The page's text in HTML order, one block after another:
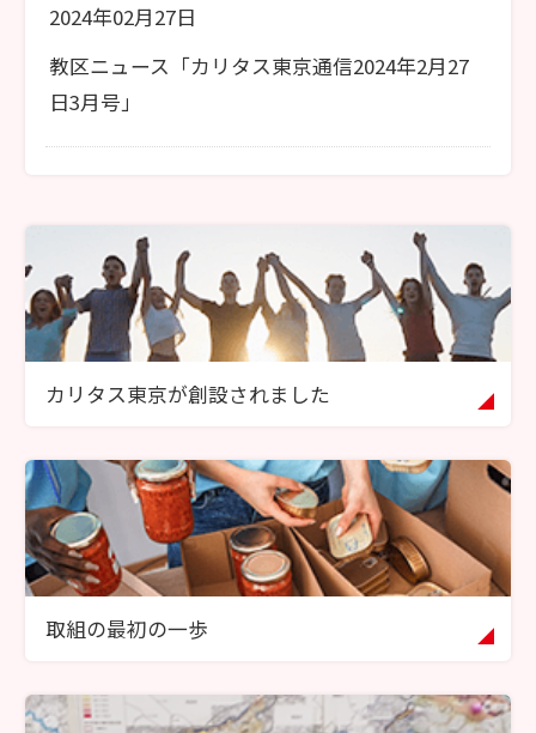
2024年02月27日
教区ニュース「カリタス東京通信2024年2月27
日3月号」
カリタス東京が創設されました
取組の最初の一歩